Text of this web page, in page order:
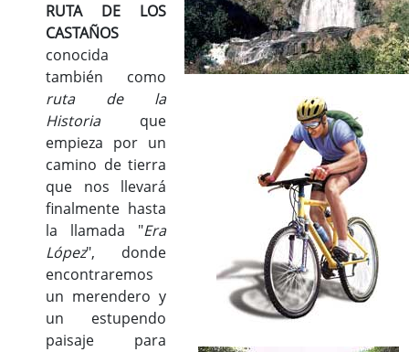
RUTA DE LOS
CASTAÑOS
conocida
también como
ruta de la
Historiaque
empieza por un
camino de tierra
que nos llevará
finalmente hasta
la llamada "Era
López", donde
encontraremos
un merendero y
un estupendo
paisaje para